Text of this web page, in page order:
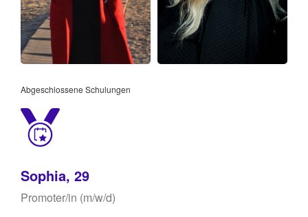
Abgeschlossene Schulungen
Sophia, 29
Promoter/in (m/w/d)